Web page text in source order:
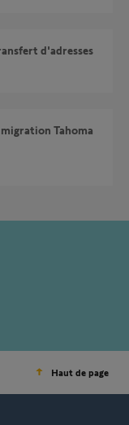
d'adresses
Haut de page